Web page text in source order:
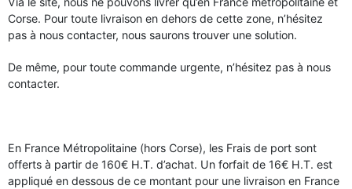
Corse. Pour toute livraison en dehors de cette zone, n’hésitez
pas à nous contacter, nous saurons trouver une solution.
De même, pour toute commande urgente, n’hésitez pas à nous
contacter.
En France Métropolitaine (hors Corse), les Frais de port sont
offerts à partir de 160€ H.T. d’achat. Un forfait de 16€ H.T. est
appliqué en dessous de ce montant pour une livraison en France